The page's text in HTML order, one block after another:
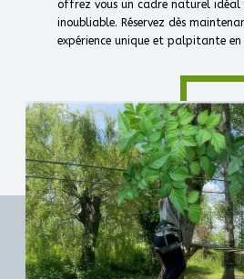
offrez vous un cadre naturel idéal
inoubliable. Réservez dès
expérience unique et palpitante